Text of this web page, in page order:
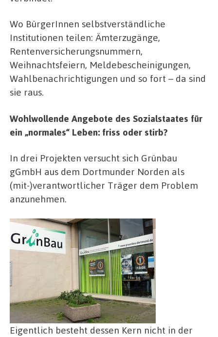
Wo BürgerInnen selbstverständliche
Institutionen teilen: Ämterzugänge,
Rentenversicherungsnummern,
Weihnachtsfeiern, Meldebescheinigungen,
Wahlbenachrichtigungen und so fort – da sind
sie raus.
Wohlwollende Angebote des Sozialstaates für
ein „normales“ Leben: friss oder stirb?
In drei Projekten versucht sich Grünbau
gGmbH aus dem Dortmunder Norden als
(mit-)verantwortlicher Träger dem Problem
anzunehmen.
Eigentlich besteht dessen Kern nicht in der